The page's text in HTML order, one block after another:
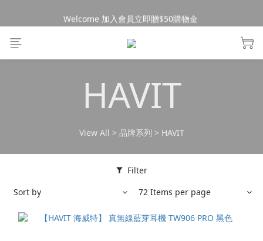
消費$490超商免運🚚
Welcome 加入會員立即贈$50購物金
消費$490超商免運🚚
HAVIT
View All > 品牌系列 > HAVIT
Filter
Sort by
72 Items per page